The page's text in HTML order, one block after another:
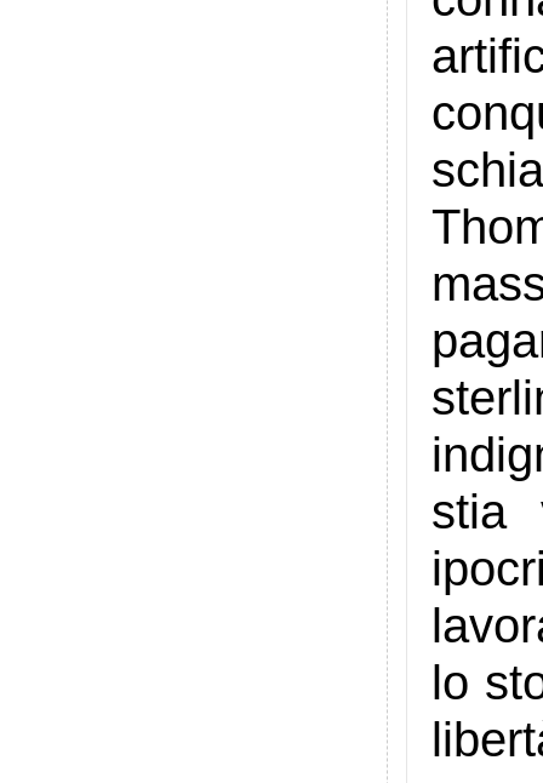
stia
lo